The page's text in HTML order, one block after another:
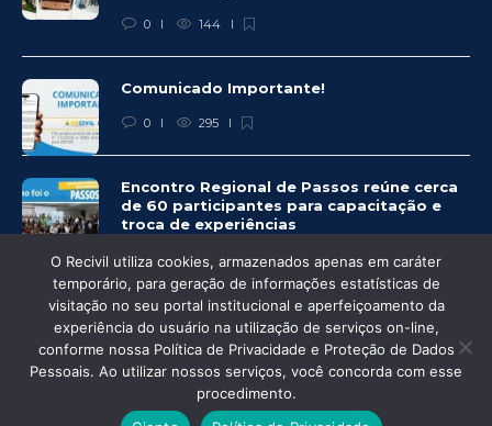
0 144
Comunicado Importante!
0 295
Encontro Regional de Passos reúne cerca
de 60 participantes para capacitação e
troca de experiências
0 281
© Recivil 2020 – Todos os direitos reservados.
Desenvolvido por:
O Recivil utiliza cookies, armazenados apenas em caráter
temporário, para geração de informações estatísticas de
visitação no seu portal institucional e aperfeiçoamento da
experiência do usuário na utilização de serviços on-line,
conforme nossa Política de Privacidade e Proteção de Dados
Pessoais. Ao utilizar nossos serviços, você concorda com esse
procedimento.